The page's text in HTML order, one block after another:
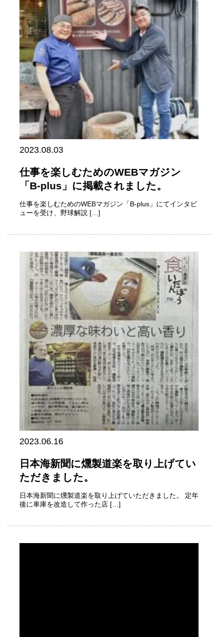
2023.08.03
仕事を楽しむためのWEBマガジン
「B-plus」に掲載されました。
仕事を楽しむためのWEBマガジン「B-plus」にてインタビ
ューを受け、野球解説 […]
2023.06.16
日本海新聞に燻製道楽を取り上げてい
ただきました。
日本海新聞に燻製道楽を取り上げていただきました。 定年
後に車庫を改造して作った店 […]